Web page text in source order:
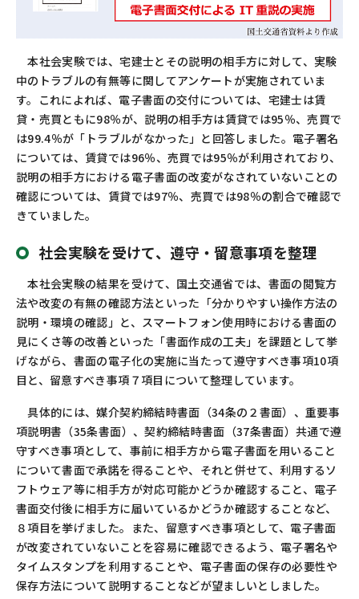
本社会実験では、宅建士とその説明の相手方に対して、実験
中のトラブルの有無等に関してアンケートが実施されていま
す。これによれば、電子書面の交付については、宅建士は賃
貸・売買ともに98％が、説明の相手方は賃貸では95％、売買で
は99.4％が「トラブルがなかった」と回答しました。電子署名
については、賃貸では96％、売買では95％が利用されており、
説明の相手方における電子書面の改変がなされていないことの
確認については、賃貸では97％、売買では98％の割合で確認で
きていました。
社会実験を受けて、遵守・留意事項を整理
本社会実験の結果を受けて、国土交通省では、書面の閲覧方
法や改変の有無の確認方法といった「分かりやすい操作方法の
説明・環境の確認」と、スマートフォン使用時における書面の
見にくさ等の改善といった「書面作成の工夫」を課題として挙
げながら、書面の電子化の実施に当たって遵守すべき事項10項
目と、留意すべき事項７項目について整理しています。
具体的には、媒介契約締結時書面（34条の２書面）、重要事
項説明書（35条書面）、契約締結時書面（37条書面）共通で遵
守すべき事項として、事前に相手方から電子書面を用いること
について書面で承諾を得ることや、それと併せて、利用するソ
フトウェア等に相手方が対応可能かどうか確認すること、電子
書面交付後に相手方に届いているかどうか確認することなど、
８項目を挙げました。また、留意すべき事項として、電子書面
が改変されていないことを容易に確認できるよう、電子署名や
タイムスタンプを利用することや、電子書面の保存の必要性や
保存方法について説明することなどが望ましいとしました。